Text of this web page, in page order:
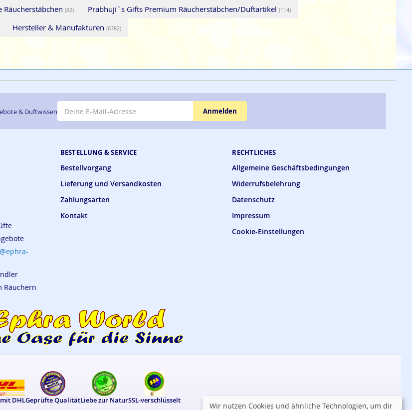
Räucherstäbchen (82) Prabhuji`s Gifts Premium Räucherstäbchen/Duftartikel (114)
Hersteller & Manufakturen (6782)
BESTELLUNG & SERVICE
Bestellvorgang
Lieferung und Versandkosten
Zahlungsarten
Kontakt
RECHTLICHES
Allgemeine Geschäftsbedingungen
Widerrufsbelehrung
Datenschutz
Impressum
Cookie-Einstellungen
& Duftwissen Anmelden
Räuchern
DHLGeprüfte QualitätLiebe zur NaturSSL-verschlüsselt
Wir nutzen Cookies und ähnliche Technologien, um dir